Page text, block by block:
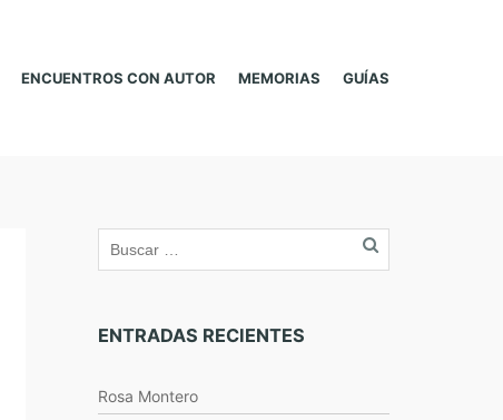
ENCUENTROS CON AUTOR MEMORIAS GUÍAS
ENTRADAS RECIENTES
Rosa Montero